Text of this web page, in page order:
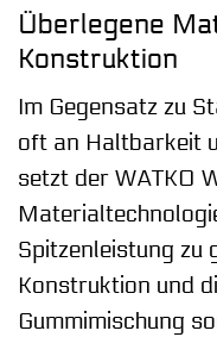
Überlegene
Konstruktion
Im Gegensatz zu
oft an Haltbarkeit
setzt der WATKO
Spitzenleistung zu
Konstruktion und
Gummimischung